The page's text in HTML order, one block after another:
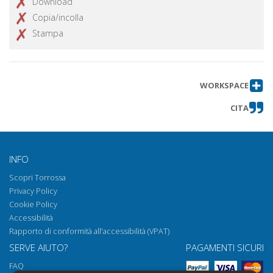
Sommario
Copia/incolla
Stampa
WORKSPACE
CITA
INFO
Scopri Torrossa
Privacy Policy
Cookie Policy
Accessibilità
Rapporto di conformità all'accessibilità (VPAT)
SERVE AIUTO?
FAQ
PAGAMENTI SICURI